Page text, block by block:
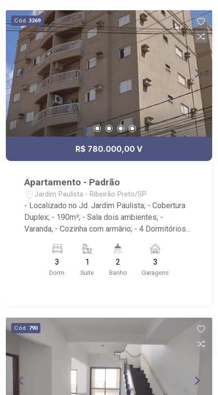
Três Irmãos, Vila Sucreê e Colégio Cecília
Meireles. Ribeirão Imóveis, uma imobiliária com
mais de 28 anos de experiência e uma nova
forma de fazer negócios. Contando com uma
equipe atuante de consultores especialistas,
oferecemos mais proximidade com os clientes,
afim de entender seus objetivos e vontades.
Atualmente, contabilizamos mais de 2.500
cadastros de imóveis para venda, permuta e
locação, comercializando imóveis de terceiros e
lançamentos. Estamos localizados em sede
própria - em uma das melhores avenidas da
cidade - Av. Professor João Fiúsa, 1147 - Alto da
Cód. 3269
R$ 780.000,00 V
Apartamento - Padrão
Jardim Paulista - Ribeirão Preto/SP
- Localizado no Jd. Jardim Paulista; - Cobertura
Duplex; - 190m²; - Sala dois ambientes; -
Varanda; - Cozinha com armário; - 4 Dormitórios
box e elétrica; - Terraço Gourmet; - Área de
serviço; - Piscina- Solarium; ? Terraço com
churrasqueira dentro do duplex; - Medidor
3
Dorm.
1
Suite
2
Banho
3
Garagens
Cód. 790